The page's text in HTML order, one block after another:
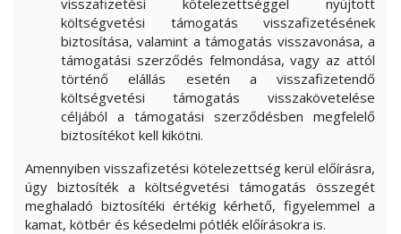
visszafizetési kötelezettséggel nyújtott
költségvetési támogatás visszafizetésének
biztosítása, valamint a támogatás visszavonása, a
támogatási szerződés felmondása, vagy az attól
történő elállás esetén a visszafizetendő
költségvetési támogatás visszakövetelése
céljából a támogatási szerződésben megfelelő
biztosítékot kell kikötni.
Amennyiben visszafizetési kötelezettség kerül előírásra,
úgy biztosíték a költségvetési támogatás összegét
meghaladó biztosítéki értékig kérhető, figyelemmel a
kamat, kötbér és késedelmi pótlék előírásokra is.